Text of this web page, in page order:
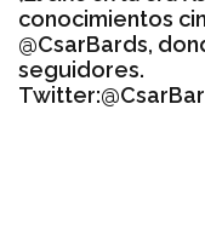
conocimientos
@CsarBards,
seguidores.
Twitter: